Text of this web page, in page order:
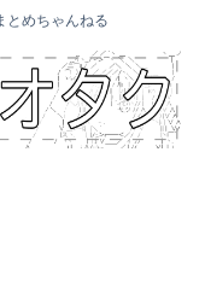
とめちゃんねる